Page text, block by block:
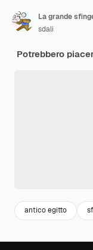
sdali
Potrebbero
antico egitto